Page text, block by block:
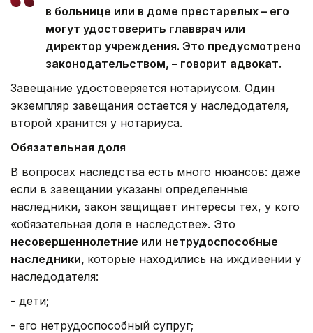
в больнице или в доме престарелых – его
могут удостоверить главврач или
директор учреждения. Это предусмотрено
законодательством, – говорит адвокат.
Завещание удостоверяется нотариусом. Один
экземпляр завещания остается у наследодателя,
второй хранится у нотариуса.
Обязательная доля
В вопросах наследства есть много нюансов: даже
если в завещании указаны определенные
наследники, закон защищает интересы тех, у кого
«обязательная доля в наследстве». Это
несовершеннолетние или нетрудоспособные
наследники, которые находились на иждивении у
наследодателя:
- дети;
- его нетрудоспособный супруг;